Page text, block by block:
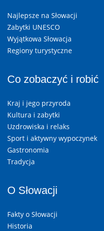
Najlepsze na Słowacji
Zabytki UNESCO
Wyjątkowa Słowacja
Regiony turystyczne
Co zobaczyć i robić
Kraj i jego przyroda
Kultura i zabytki
Uzdrowiska i relaks
Sport i aktywny wypoczynek
Gastronomia
Tradycja
O Słowacji
Fakty o Słowacji
Historia